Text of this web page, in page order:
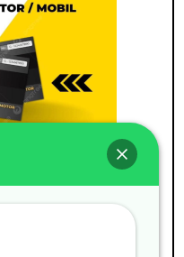
PINDAH KEASING